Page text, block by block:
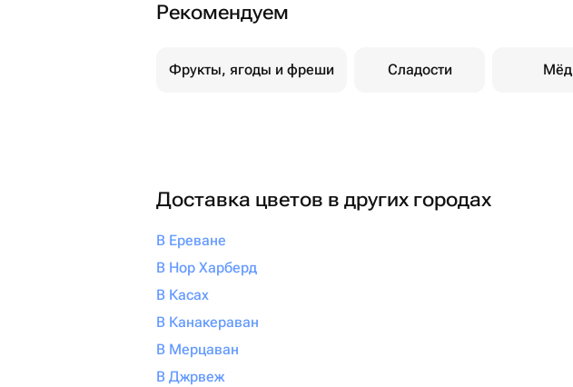
Рекомендуем
Фрукты, ягоды и фреши Сладости Мёд
Доставка цветов в других городах
В Ереване
В Нор Харберд
В Касах
В Канакераван
В Мерцаван
В Джрвеж